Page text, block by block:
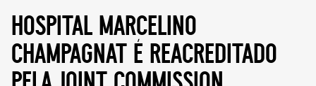
hospital marcelino
champagnat é reacreditado